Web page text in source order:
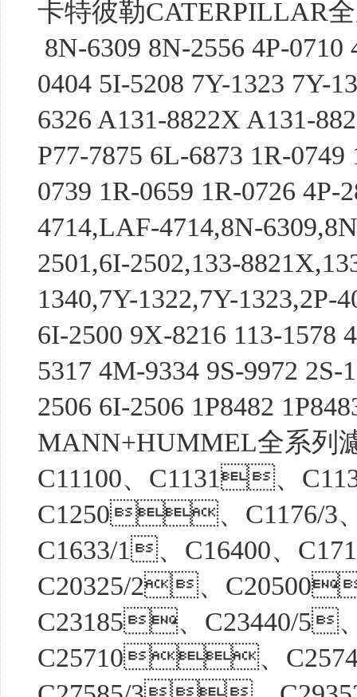
卡特彼勒CATERPILLAR
8N-6309 8N-2556 4P-
0404 5I-5208 7Y-1323 7Y-
6326 A131-8822X A131-
P77-7875 6L-6873 1R-
0739 1R-0659 1R-0726
4714,LAF-4714,8N-
2501,6I-2502,133-
1340,7Y-1322,7Y-1323,2P-
6I-2500 9X-8216 113-1578
5317 4M-9334 9S-9972
2506 6I-2506 1P8482
MANN+HUMMEL全系列
C11100、C1131、
C1250、C1176/
C1633/1、C16400、
C20325/2、
C23185、C23440/5
C25710、